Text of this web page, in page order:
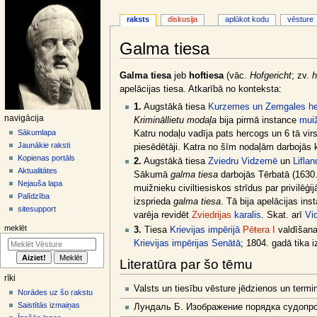
Galma tiesa
Jump
to
navigation
Jump
to
search
Galma tiesajeb hoftiesa(vāc. Hofgericht; zv.
apelācijas tiesa. Atkarībā no konteksta:
1. Augstākā tiesa Kurzemes un Zemgales
Krimināllietu modaļabija pirmā instance
Katru nodaļu vadīja pats hercogs un 6 tā
piesēdētāji. Katra no šīm nodaļām
2. Augstākā tiesa Zviedru Vidzemēun
Sākumā galma tiesadarbojās Tērbatā
muižnieku civiltiesiskos strīdus par
izsprieda galma tiesa. Tā bija apelācijas
varēja revidēt Zviedrijas karalis. Skat. arī
3. Tiesa Krievijas impērijā Pētera I
Krievijas impērijas Senātā; 1804. gadā tika
Literatūra par šo tēmu
Valsts un tiesību vēsture jēdzienos un
Лундаль Б. Изображение порядка
N
s
raksts diskusija aplūkot kodu vēsture
navigācija
Sākumlapa
Jaunākie raksti
Kopienas portāls
Aktualitātes
Nejauša lapa
Palīdzība
sitesupport
meklēt
rīki
Norādes uz šo rakstu
Saistītās izmaiņas